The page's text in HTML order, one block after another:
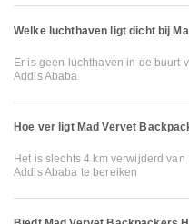
Welke luchthaven ligt dicht bij
Er is geen luchthaven in de buurt
Addis Ababa
Hoe ver ligt Mad Vervet
Het is slechts 4 km verwijderd
Addis Ababa te bereiken